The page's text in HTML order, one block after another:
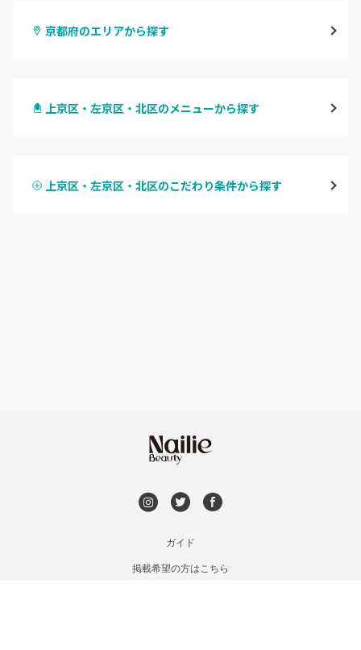
京都府のエリアから探す
四条河原町・河原町三条
長岡京市・向日市・八幡
上京区・左京区・北区のメニューから探す
ハンドスカルプ
上京区・左京区・北区のこだわり条件から探す
ガイド
掲載希望の方はこちら